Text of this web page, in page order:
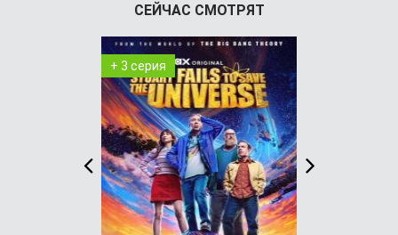
СЕЙЧАС СМОТРЯТ
+ 3 серия